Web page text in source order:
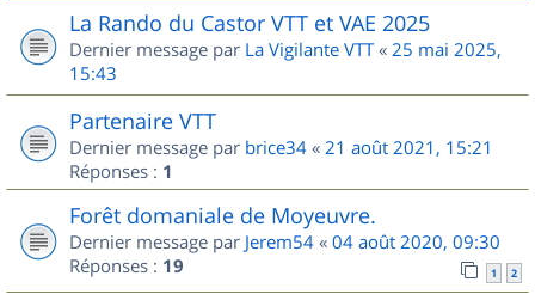
La Rando du Castor VTT et VAE 2025
Dernier message par La Vigilante VTT« 25 mai 2025,
15:43
Partenaire VTT
Dernier message par brice34 « 21 août 2021, 15:21
Réponses : 1
Forêt domaniale de Moyeuvre.
Dernier message par Jerem54 « 04 août 2020, 09:30
Réponses : 19 1 2